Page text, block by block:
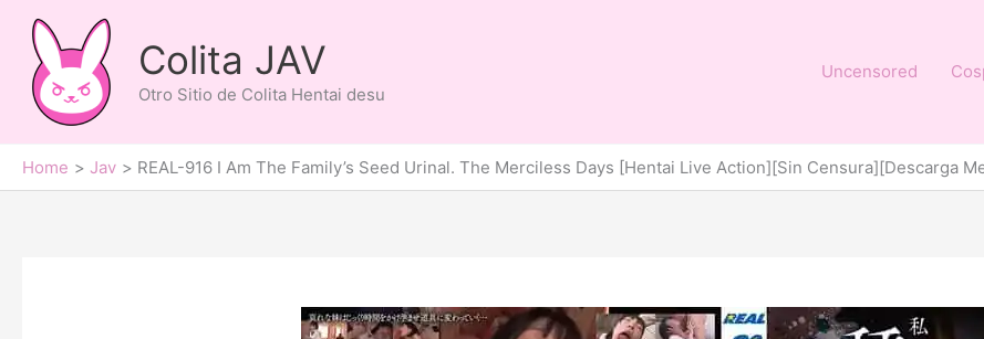
content
Colita JAV
Otro Sitio de Colita Hentai desu
Uncensored
Home Jav REAL-916 I Am The Family’s Seed Urinal. The Merciless Days [Hentai Live Action][Sin Censura][Descarga